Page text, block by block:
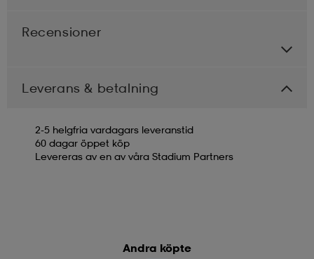
Recensioner
Leverans & betalning
2-5 helgfria vardagars leveranstid
60 dagar öppet köp
Levereras av en av våra Stadium Partners
Andra köpte